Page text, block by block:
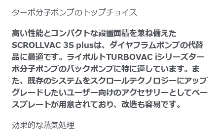
ターボ分子ポンプのトップチョイス
高い性能とコンパクトな設置面積を兼ね備えた
SCROLLVAC 3S plusは、ダイヤフラムポンプの代替
品に最適です。ライボルトTURBOVAC iシリーズター
ボ分子ポンプのバックポンプに特に適しています。ま
た、既存のシステムをスクロールテクノロジーにアップ
グレードしたいユーザー向けのアクセサリーとしてベー
スプレートが用意されており、改造も容易です。
効果的な蒸気処理